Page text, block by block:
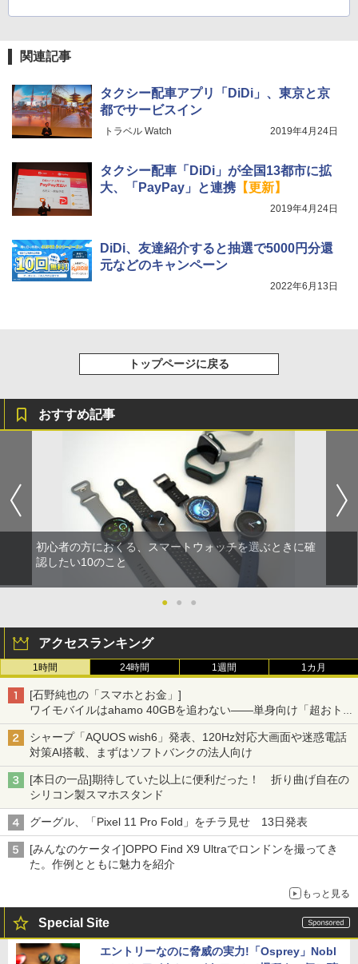
関連記事
タクシー配車アプリ「DiDi」、東京と京
都でサービスイン
トラベル Watch 2019年4月24日
タクシー配車「DiDi」が全国13都市に拡
大、「PayPay」と連携【更新】
2019年4月24日
DiDi、友達紹介すると抽選で5000円分還
元などのキャンペーン
2022年6月13日
トップページに戻る
おすすめ記事
初心者の方におくる、スマートウォッチを選ぶときに確
認したい10のこと
● ● ●
アクセスランキング
1時間 24時間 1週間 1カ月
[石野純也の「スマホとお金」]
ワイモバイルはahamo 40GBを追わない――単身向け「超おトク
割」の安さと1年限定の注意点
シャープ「AQUOS wish6」発表、120Hz対応大画面や迷惑電話
対策AI搭載、まずはソフトバンクの法人向け
[本日の一品]期待していた以上に便利だった！ 折り曲げ自在の
シリコン製スマホスタンド
グーグル、「Pixel 11 Pro Fold」をチラ見せ 13日発表
[みんなのケータイ]OPPO Find X9 Ultraでロンドンを撮ってき
た。作例とともに魅力を紹介
もっと見る
Special Site
エントリーなのに脅威の実力!「Osprey」Nobl